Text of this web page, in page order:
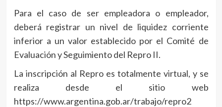
Para el caso de ser empleadora o empleador,
deberá registrar un nivel de liquidez corriente
inferior a un valor establecido por el Comité de
Evaluación y Seguimiento del Repro II.
La inscripción al Repro es totalmente virtual, y se
realiza desde el sitio web
https://www.argentina.gob.ar/trabajo/repro2